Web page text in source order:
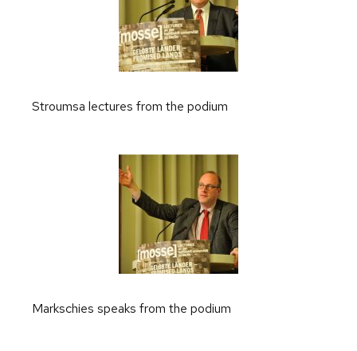
Stroumsa lectures from the podium
Markschies speaks from the podium